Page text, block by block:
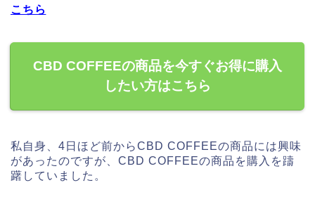
こちら
CBD COFFEEの商品を今すぐお得に購入
したい方はこちら
私自身、4日ほど前からCBD COFFEEの商品には興味
があったのですが、CBD COFFEEの商品を購入を躊
躇していました。